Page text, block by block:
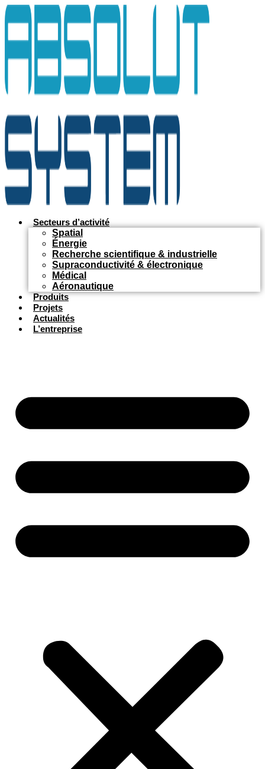
Aller
au
Secteurs d’activité
Spatial
Énergie
Recherche scientifique & industrielle
Supraconductivité & électronique
Médical
Aéronautique
Produits
Projets
Actualités
L’entreprise